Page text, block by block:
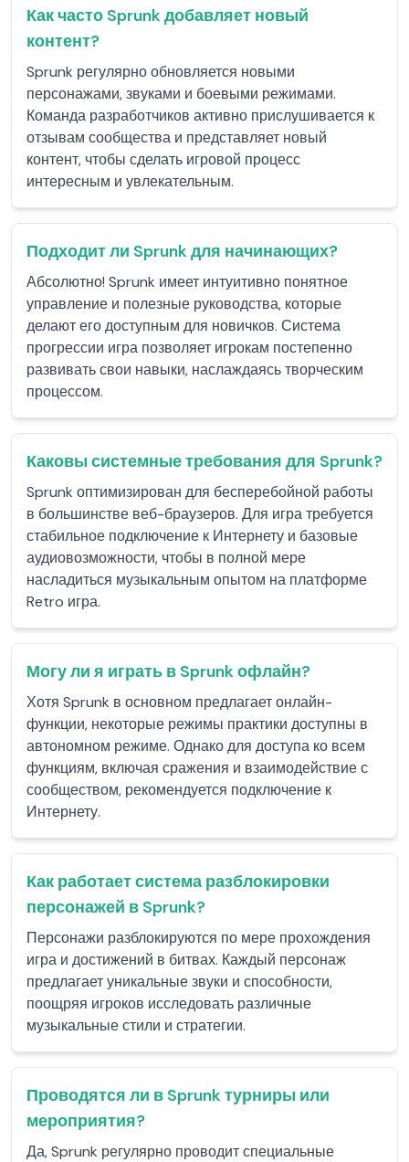
Как часто Sprunk добавляет новый
контент?
Sprunk регулярно обновляется новыми
персонажами, звуками и боевыми режимами.
Команда разработчиков активно прислушивается к
отзывам сообщества и представляет новый
контент, чтобы сделать игровой процесс
интересным и увлекательным.
Подходит ли Sprunk для начинающих?
Абсолютно! Sprunk имеет интуитивно понятное
управление и полезные руководства, которые
делают его доступным для новичков. Система
прогрессии игра позволяет игрокам постепенно
развивать свои навыки, наслаждаясь творческим
процессом.
Каковы системные требования для Sprunk?
Sprunk оптимизирован для бесперебойной работы
в большинстве веб-браузеров. Для игра требуется
стабильное подключение к Интернету и базовые
аудиовозможности, чтобы в полной мере
насладиться музыкальным опытом на платформе
Retro игра.
Могу ли я играть в Sprunk офлайн?
Хотя Sprunk в основном предлагает онлайн-
функции, некоторые режимы практики доступны в
автономном режиме. Однако для доступа ко всем
функциям, включая сражения и взаимодействие с
сообществом, рекомендуется подключение к
Интернету.
Как работает система разблокировки
персонажей в Sprunk?
Персонажи разблокируются по мере прохождения
игра и достижений в битвах. Каждый персонаж
предлагает уникальные звуки и способности,
поощряя игроков исследовать различные
музыкальные стили и стратегии.
Проводятся ли в Sprunk турниры или
мероприятия?
Да, Sprunk регулярно проводит специальные